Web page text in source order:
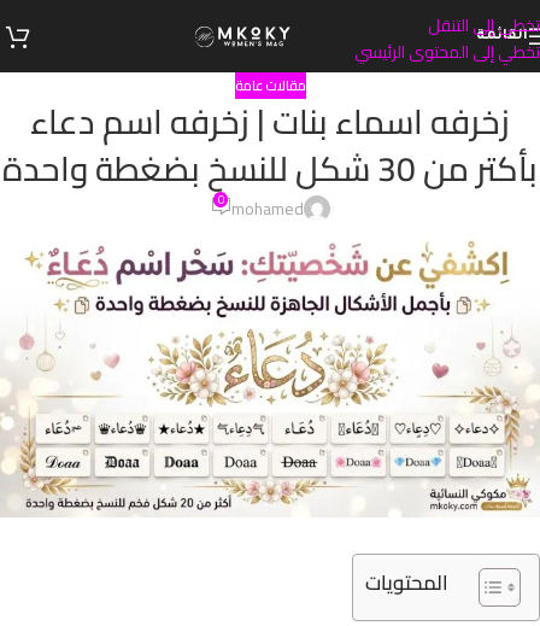
تخطي إلى التنقل
تخطي إلى المحتوى الرئيسي
القائمة
مقالات عامة
زخرفه اسماء بنات | زخرفه اسم دعاء
بأكتر من 30 شكل للنسخ بضغطة واحدة
mohamed
0
المحتويات